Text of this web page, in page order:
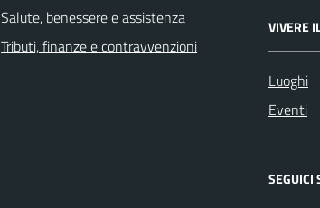
Salute, benessere e assistenza
Tributi, finanze e contravvenzioni
VIVERE
Luoghi
Eventi
SEGUICI